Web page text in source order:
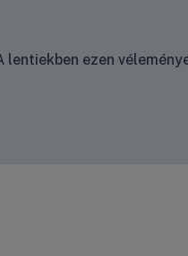
lentiekben ezen